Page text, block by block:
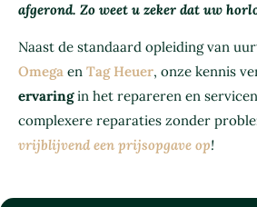
afgerond. Zo weet u zeker dat uw
Naast de standaard opleiding van
Omega en Tag Heuer, onze kennis
ervaringin het repareren en
complexere reparaties zonder
vrijblijvend een prijsopgave op!